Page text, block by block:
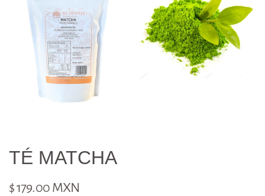
TÉ MATCHA
$ 179.00 MXN